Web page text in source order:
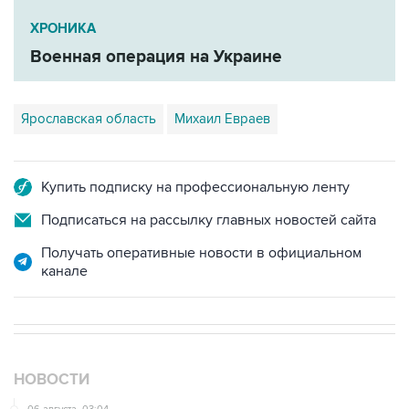
ХРОНИКА
Военная операция на Украине
Ярославская область Михаил Евраев
Купить подписку на профессиональную ленту
Подписаться на рассылку главных новостей сайта
Получать оперативные новости в официальном
канале
НОВОСТИ